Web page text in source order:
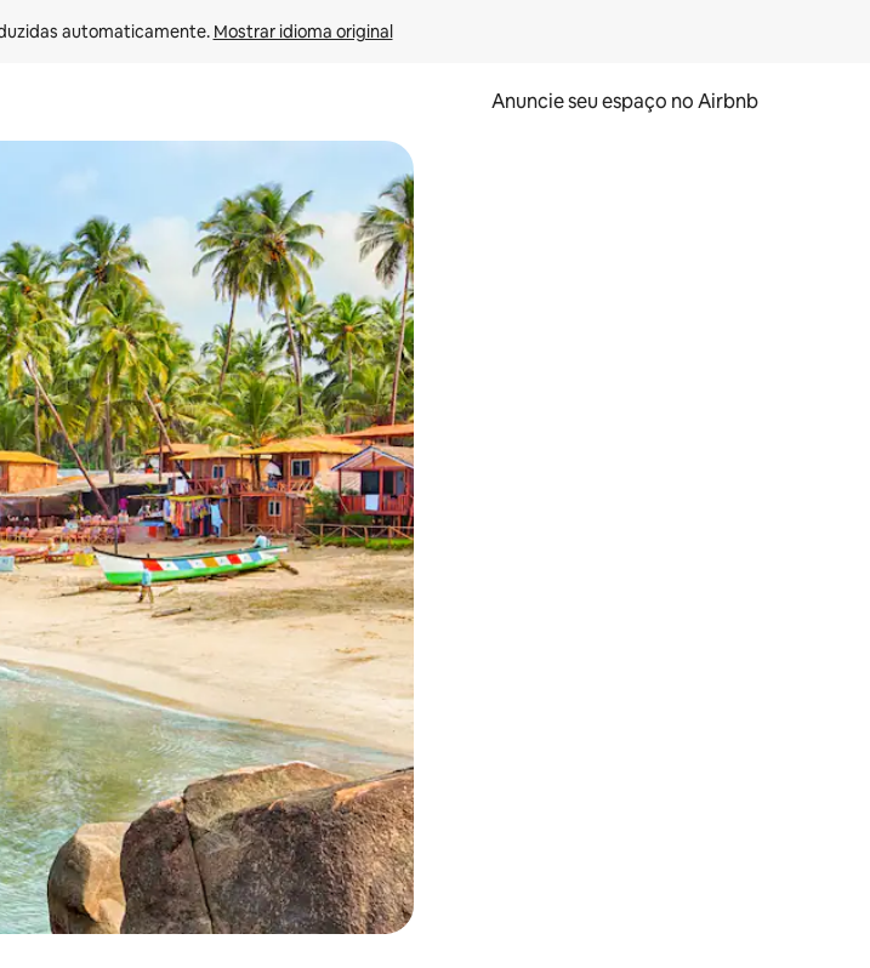
automaticamente. Mostrar idioma original
Anuncie seu espaço no Airbnb
e para baixo do teclado ou tocando e deslizando o dedo na tela.